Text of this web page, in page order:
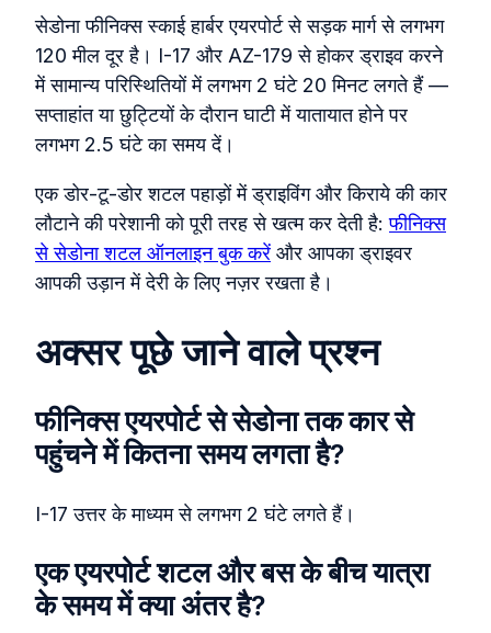
सेडोना फीनिक्स स्काई हार्बर एयरपोर्ट से सड़क मार्ग से लगभग
120 मील दूर है। I-17 और AZ-179 से होकर ड्राइव करने
में सामान्य परिस्थितियों में लगभग 2 घंटे 20 मिनट लगते हैं —
सप्ताहांत या छुट्टियों के दौरान घाटी में यातायात होने पर
लगभग 2.5 घंटे का समय दें।
एक डोर-टू-डोर शटल पहाड़ों में ड्राइविंग और किराये की कार
लौटाने की परेशानी को पूरी तरह से खत्म कर देती है:फीनिक्स
से सेडोना शटल ऑनलाइन बुक करें और आपका ड्राइवर
आपकी उड़ान में देरी के लिए नज़र रखता है।
अक्सर पूछे जाने वाले प्रश्न
फीनिक्स एयरपोर्ट से सेडोना तक कार से
पहुंचने में कितना समय लगता है?
I-17 उत्तर के माध्यम से लगभग 2 घंटे लगते हैं।
एक एयरपोर्ट शटल और बस के बीच यात्रा
के समय में क्या अंतर है?